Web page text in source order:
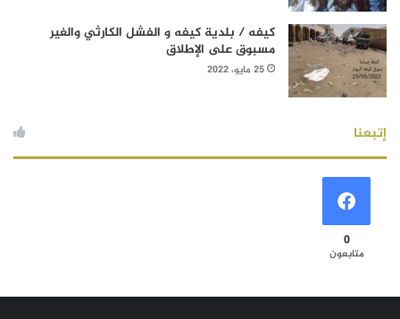
كيفه / بلدية كيفه و الفشل الكارثي والغير
مسبوق على الإطلاق
25 مايو، 2022
إتبعنا
0
متابعون